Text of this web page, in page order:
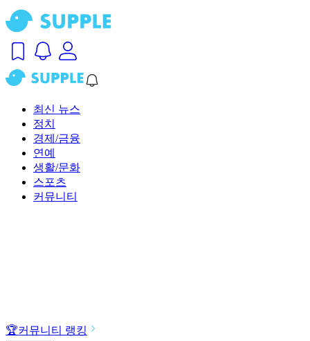
최신 뉴스
정치
경제/금융
연예
생활/문화
스포츠
커뮤니티
🏆커뮤니티 랭킹